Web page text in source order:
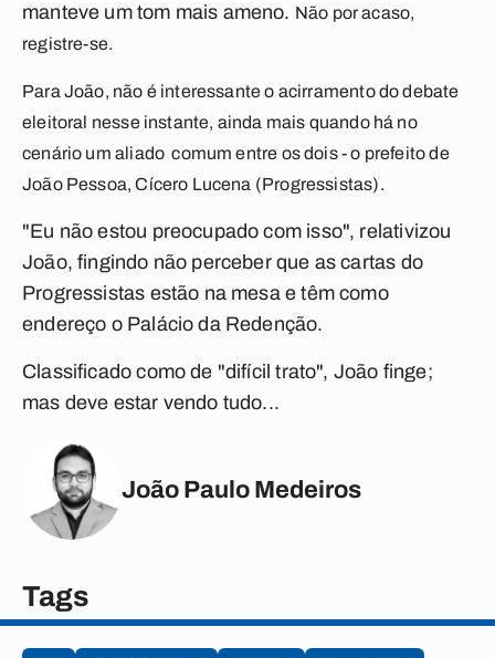
manteve um tom mais ameno. Não por acaso,
registre-se.
Para João, não é interessante o acirramento do debate
eleitoral nesse instante, ainda mais quando há no
cenário um aliado comum entre os dois - o prefeito de
João Pessoa, Cícero Lucena (Progressistas).
"Eu não estou preocupado com isso", relativizou
João, fingindo não perceber que as cartas do
Progressistas estão na mesa e têm como
endereço o Palácio da Redenção.
Classificado como de "difícil trato", João finge;
mas deve estar vendo tudo...
João Paulo Medeiros
Tags